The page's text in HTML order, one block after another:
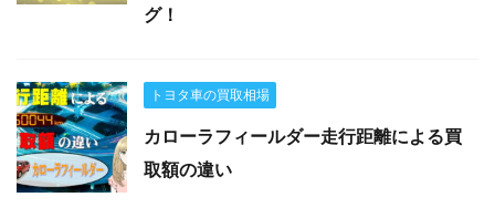
グ！
トヨタ車の買取相場
カローラフィールダー走行距離による買
取額の違い